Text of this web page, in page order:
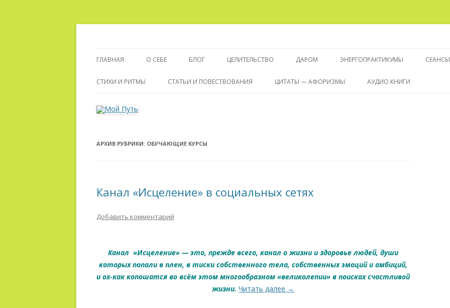
к
ГЛАВНАЯ О СЕБЕ
ПУТЬ К ЦЕЛИТЕЛЬСТВУ
БЛОГ ЦЕЛИТЕЛЬСТВО
БИОЭНЕРГЕТИКА
ДАРОМ
ПРЕДКОНСУЛЬТАЦИЯ
ЭНЕРГОПРАКТИКУМЫ
ЭНЕРГОПРАКТИКУМ «ЭНЕРГИЯ
СЕАНСЫ
СТИХИ И РИТМЫ СТАТЬИ И ПОВЕСТВОВАНИЯ ЦИТАТЫ — АФОРИЗМЫ АУДИО КНИГИ
АРХИВ РУБРИКИ: ОБУЧАЮЩИЕ КУРСЫ
Канал «Исцеление» в социальных сетях
Добавить комментарий
Канал «Исцеление» — это, прежде всего, канал о жизни и здоровье людей, души
которых попали в плен, в тиски собственного тела, собственных эмоций и амбиций,
и ох-как копошатся во всём этом многообразном «великолепии» в поисках счастливой
жизни. Читать далее →